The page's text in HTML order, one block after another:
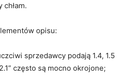
opisu:
sprzedawcy podają 1.4, 1.5
często są mocno okrojone;